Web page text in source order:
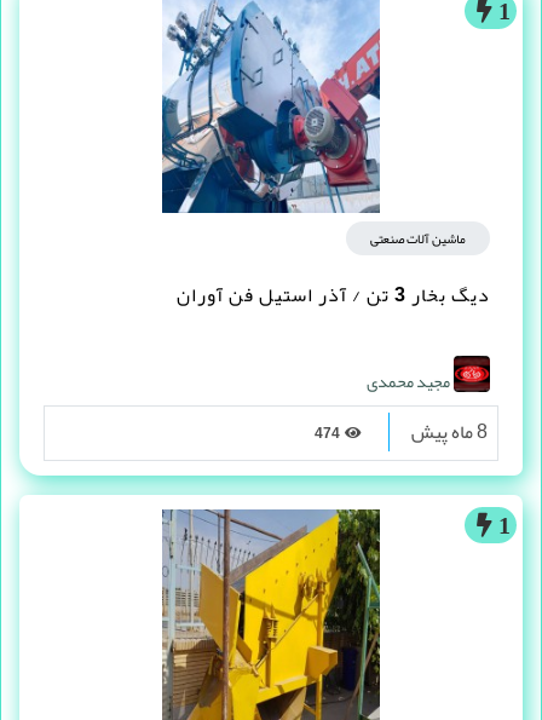
1
ماشین آلات صنعتی
دیگ بخار 3 تن / آذر استیل فن آوران
مجید محمدی
8 ماه پیش
1